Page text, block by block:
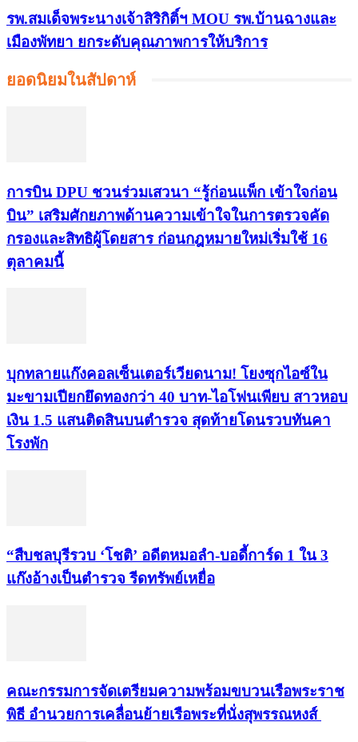
รพ.สมเด็จพระนางเจ้าสิริกิติ์ฯ MOU รพ.บ้านฉางและ
เมืองพัทยา ยกระดับคุณภาพการให้บริการ
ยอดนิยมในสัปดาห์
การบิน DPU ชวนร่วมเสวนา “รู้ก่อนแพ็ก เข้าใจก่อน
บิน” เสริมศักยภาพด้านความเข้าใจในการตรวจคัด
กรองและสิทธิผู้โดยสาร ก่อนกฎหมายใหม่เริ่มใช้ 16
ตุลาคมนี้
บุกทลายแก๊งคอลเซ็นเตอร์เวียดนาม! โยงซุกไอซ์ใน
มะขามเปียกยึดทองกว่า 40 บาท-ไอโฟนเพียบ สาวหอบ
เงิน 1.5 แสนติดสินบนตำรวจ สุดท้ายโดนรวบทันคา
โรงพัก
“สืบชลบุรีรวบ ‘โชติ’ อดีตหมอลำ-บอดี้การ์ด 1 ใน 3
แก๊งอ้างเป็นตำรวจ รีดทรัพย์เหยื่อ
คณะกรรมการจัดเตรียมความพร้อมขบวนเรือพระราช
พิธี อำนวยการเคลื่อนย้ายเรือพระที่นั่งสุพรรณหงส์